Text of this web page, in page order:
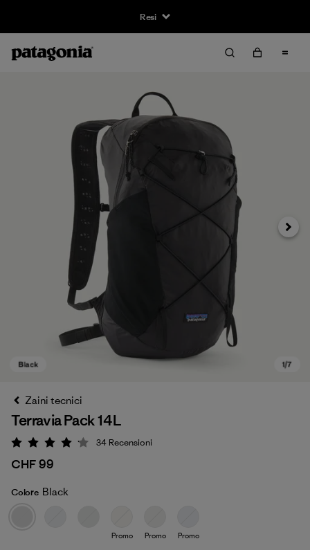
Resi
Avanti
Zaini tecnici
Terravia Pack 14L
Valutazione: 4.1 / 5
34 Recensioni
CHF 99
Colore Black
Promo Promo Promo